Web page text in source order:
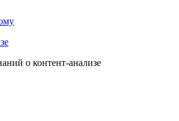
о контент-анализе